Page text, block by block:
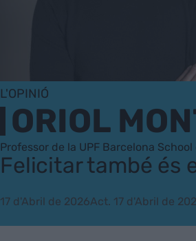
L'OPINIÓ
ORIOL
Professor de la UPF Barcelona
Felicitar també és
17 d'Abril de 2026Act. 17 d'Abril de